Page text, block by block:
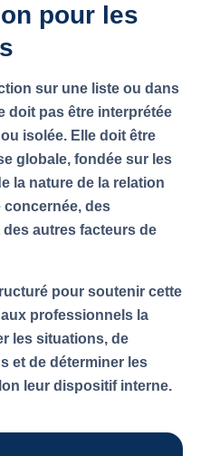
pour les
sur une liste ou dans
doit pas être interprétée
isolée. Elle doit être
globale, fondée sur les
la nature de la relation
concernée, des
autres facteurs de
pour soutenir cette
professionnels la
les situations, de
et de déterminer les
leur dispositif interne.